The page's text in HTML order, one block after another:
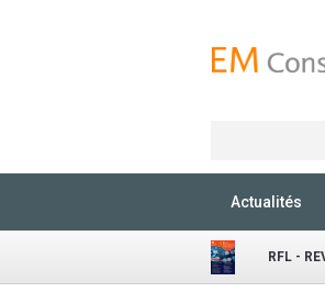
Actualités
RFL -